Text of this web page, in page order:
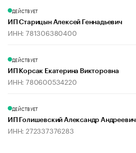
ДЕЙСТВУЕТ
ИП Старицын Алексей Геннадьевич
ИНН: 781306380400
ДЕЙСТВУЕТ
ИП Корсак Екатерина Викторовна
ИНН: 780600534220
ДЕЙСТВУЕТ
ИП Голишевский Александр Андреевич
ИНН: 272337376283